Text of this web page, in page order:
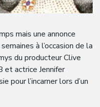
mais une annonce
à l’occasion de la
du producteur Clive
et actrice Jennifer
pour l’incarner lors d’un